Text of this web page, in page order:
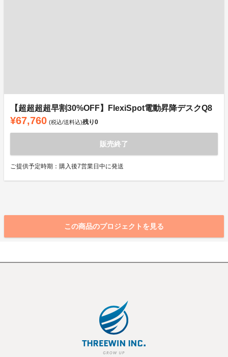
【超超超超早割30%OFF】FlexiSpot電動昇降デスクQ8
¥67,760 (税込/送料込)残り0
販売終了
ご提供予定時期：購入後7営業日中に発送
この商品のプロジェクトを見る